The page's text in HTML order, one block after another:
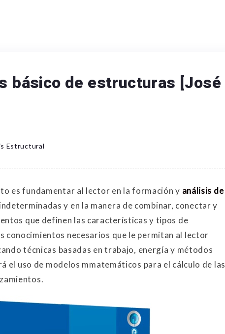
básico de estructuras [José
Estructural
es fundamentar al lector en la formación y análisis de
y en la manera de combinar, conectar y
que definen las características y tipos de
conocimientos necesarios que le permitan al lector
técnicas basadas en trabajo, energía y métodos
el uso de modelos mmatemáticos para el cálculo de las